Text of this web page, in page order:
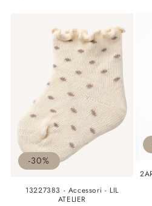
e
-30%
13227383 - Accessori - LIL
ATELIER